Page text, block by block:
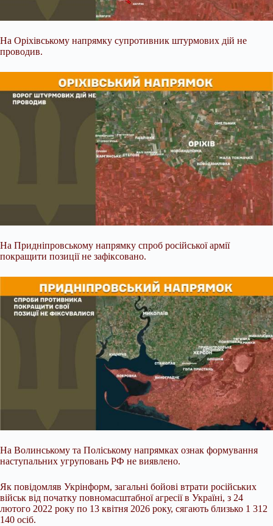
На Оріхівському напрямку супротивник штурмових дій не
проводив.
На Придніпровському напрямку спроб російської армії
покращити позиції не зафіксовано.
На Волинському та Поліському напрямках ознак формування
наступальних угруповань РФ не виявлено.
Як повідомляв Укрінформ, загальні бойові втрати російських
військ від початку повномасштабної агресії в Україні, з 24
лютого 2022 року по 13 квітня 2026 року, сягають близько 1 312
140 осіб.